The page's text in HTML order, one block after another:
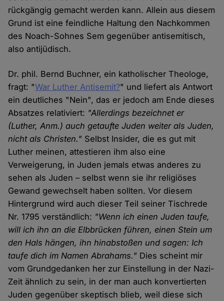
rückgängig gemacht werden kann. Allein aus diesem
Grund ist eine feindliche Haltung den Nachkommen
des Noach-Sohnes Sem gegenüber antisemitisch,
also antijüdisch.
Dr. phil. Bernd Buchner, ein katholischer Theologe,
fragt: "War Luther Antisemit?" und liefert als Antwort
ein deutliches "Nein", das er jedoch am Ende dieses
Absatzes relativiert: "Allerdings bezeichnet er
(Luther, Anm.) auch getaufte Juden weiter als Juden,
nicht als Christen." Selbst Insider, die es gut mit
Luther meinen, attestieren ihm also eine
Verweigerung, in Juden jemals etwas anderes zu
sehen als Juden – selbst wenn sie ihr religiöses
Gewand gewechselt haben sollten. Vor diesem
Hintergrund wird auch dieser Teil seiner Tischrede
Nr. 1795 verständlich: "Wenn ich einen Juden taufe,
will ich ihn an die Elbbrücken führen, einen Stein um
den Hals hängen, ihn hinabstoßen und sagen: Ich
taufe dich im Namen Abrahams." Dies scheint mir
vom Grundgedanken her zur Einstellung in der Nazi-
Zeit ähnlich zu sein, in der man auch konvertierten
Juden gegenüber skeptisch blieb, weil diese sich